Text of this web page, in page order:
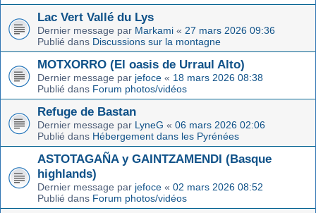
Lac Vert Vallé du Lys
Dernier message par Markami « 27 mars 2026 09:36
Publié dans Discussions sur la montagne
MOTXORRO (El oasis de Urraul Alto)
Dernier message par jefoce « 18 mars 2026 08:38
Publié dans Forum photos/vidéos
Refuge de Bastan
Dernier message par LyneG « 06 mars 2026 02:06
Publié dans Hébergement dans les Pyrénées
ASTOTAGAÑA y GAINTZAMENDI (Basque
highlands)
Dernier message par jefoce « 02 mars 2026 08:52
Publié dans Forum photos/vidéos